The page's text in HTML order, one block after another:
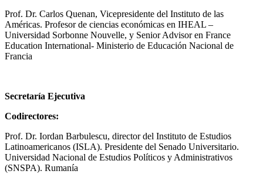
Prof. Dr. Carlos Quenan, Vicepresidente del Instituto de las
Américas. Profesor de ciencias económicas en IHEAL –
Universidad Sorbonne Nouvelle, y Senior Advisor en France
Education International- Ministerio de Educación Nacional de
Francia
Secretaría Ejecutiva
Codirectores:
Prof. Dr. Iordan Barbulescu, director del Instituto de Estudios
Latinoamericanos (ISLA). Presidente del Senado Universitario.
Universidad Nacional de Estudios Políticos y Administrativos
(SNSPA). Rumanía